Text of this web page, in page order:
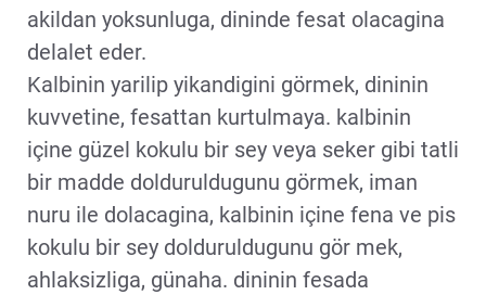
akildan yoksunluga, dininde fesat olacagina
delalet eder.
Kalbinin yarilip yikandigini görmek, dininin
kuvvetine, fesattan kurtulmaya. kalbinin
içine güzel kokulu bir sey veya seker gibi tatli
bir madde dolduruldugunu görmek, iman
nuru ile dolacagina, kalbinin içine fena ve pis
kokulu bir sey dolduruldugunu gör mek,
ahlaksizliga, günaha. dininin fesada